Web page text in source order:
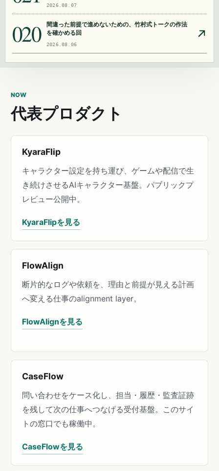
2026.08.07
020
間違った前提で進めないための、竹村式トークの作法
を確かめる回
2026.08.06
NOW
代表プロダクト
KyaraFlip
キャラクター設定を持ち運び、ゲームや配信で生
き続けさせるAIキャラクター基盤。パブリックプ
レビュー公開中。
KyaraFlipを見る
FlowAlign
断片的なログや依頼を、理由と前提が見える計画
へ変える仕事のalignment layer。
FlowAlignを見る
CaseFlow
問い合わせをケース化し、担当・履歴・監査証跡
を残して次の仕事へつなげる受付基盤。このサイ
トの窓口でも稼働中。
CaseFlowを見る